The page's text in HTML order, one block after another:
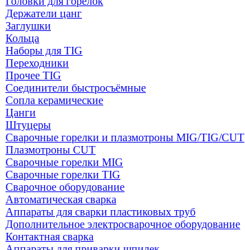
Держатели цанг
Заглушки
Кольца
Наборы для TIG
Переходники
Прочее TIG
Соединители быстросъёмные
Сопла керамические
Цанги
Штуцеры
Сварочные горелки и плазмотроны MIG/TIG/CUT
Плазмотроны CUT
Сварочные горелки MIG
Сварочные горелки TIG
Сварочное оборудование
Автоматическая сварка
Аппараты для сварки пластиковых труб
Дополнительное электросварочное оборудование
Контактная сварка